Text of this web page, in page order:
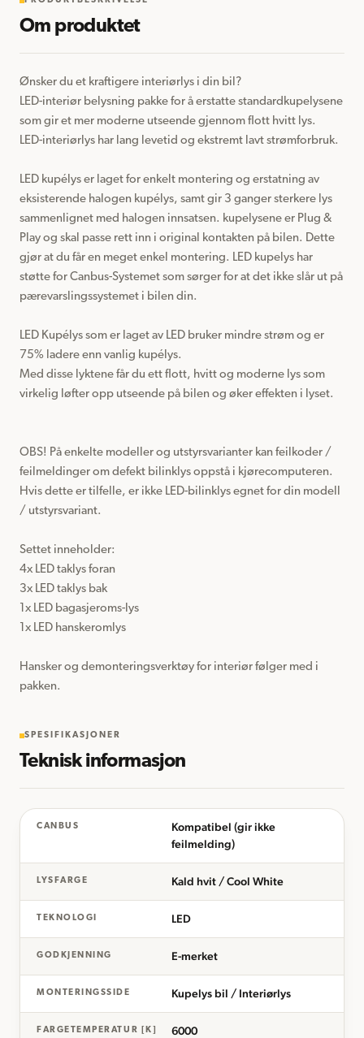
Om produktet
Ønsker du et kraftigere interiørlys i din bil?
LED-interiør belysning pakke for å erstatte standardkupelysene
som gir et mer moderne utseende gjennom flott hvitt lys.
LED-interiørlys har lang levetid og ekstremt lavt strømforbruk.
LED kupélys er laget for enkelt montering og erstatning av
eksisterende halogen kupélys, samt gir 3 ganger sterkere lys
sammenlignet med halogen innsatsen. kupelysene er Plug &
Play og skal passe rett inn i original kontakten på bilen. Dette
gjør at du får en meget enkel montering. LED kupelys har
støtte for Canbus-Systemet som sørger for at det ikke slår ut på
pærevarslingssystemet i bilen din.
LED Kupélys som er laget av LED bruker mindre strøm og er
75% ladere enn vanlig kupélys.
Med disse lyktene får du ett flott, hvitt og moderne lys som
virkelig løfter opp utseende på bilen og øker effekten i lyset.
OBS! På enkelte modeller og utstyrsvarianter kan feilkoder /
feilmeldinger om defekt bilinklys oppstå i kjørecomputeren.
Hvis dette er tilfelle, er ikke LED-bilinklys egnet for din modell
/ utstyrsvariant.
Settet inneholder:
4x LED taklys foran
3x LED taklys bak
1x LED bagasjeroms-lys
1x LED hanskeromlys
Hansker og demonteringsverktøy for interiør følger med i
SPESIFIKASJONER
Teknisk informasjon
CANBUS
Kompatibel (gir ikke
feilmelding)
LYSFARGE Kald hvit / Cool White
TEKNOLOGI LED
GODKJENNING E-merket
MONTERINGSSIDE Kupelys bil / Interiørlys
FARGETEMPERATUR [K] 6000